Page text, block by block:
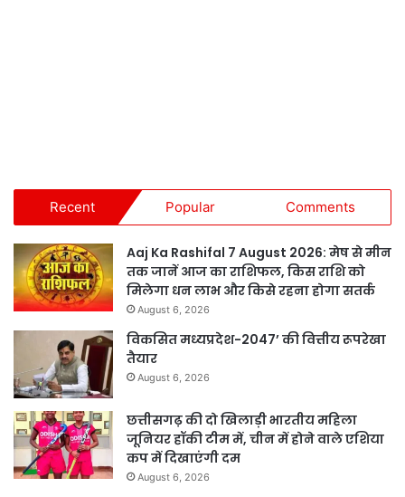
Recent Popular Comments
Aaj Ka Rashifal 7 August 2026: मेष से मीन
तक जानें आज का राशिफल, किस राशि को
मिलेगा धन लाभ और किसे रहना होगा सतर्क
August 6, 2026
विकसित मध्यप्रदेश-2047’ की वित्तीय रूपरेखा
तैयार
August 6, 2026
छत्तीसगढ़ की दो खिलाड़ी भारतीय महिला
जूनियर हॉकी टीम में, चीन में होने वाले एशिया
कप में दिखाएंगी दम
August 6, 2026